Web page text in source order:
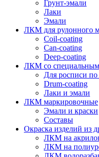
Грунт-эмали
Лаки
Эмали
ЛКМ для рулонного
Coil-coating
Can-coating
Deep-coating
ЛКМ со
Для росписи по
Drum-coating
Лаки и эмали
ЛКМ маркировочные
Эмали и краски
Составы
Окраска изделий из
ЛКМ на
ЛКМ на